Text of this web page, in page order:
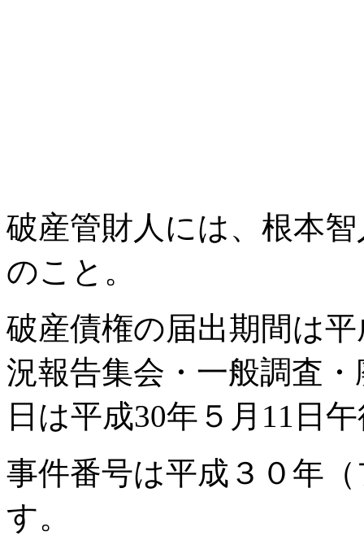
破産管財人には、根本
のこと。
破産債権の届出期間は
況報告集会・一般調査
日は平成30年５月11日
事件番号は平成３０年
す。